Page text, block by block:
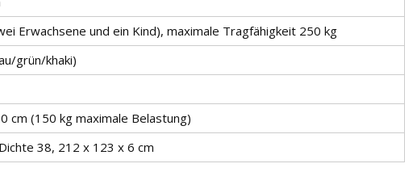
Erwachsene und ein Kind), maximale Tragfähigkeit 250 kg
grün/khaki)
cm (150 kg maximale Belastung)
38, 212 x 123 x 6 cm